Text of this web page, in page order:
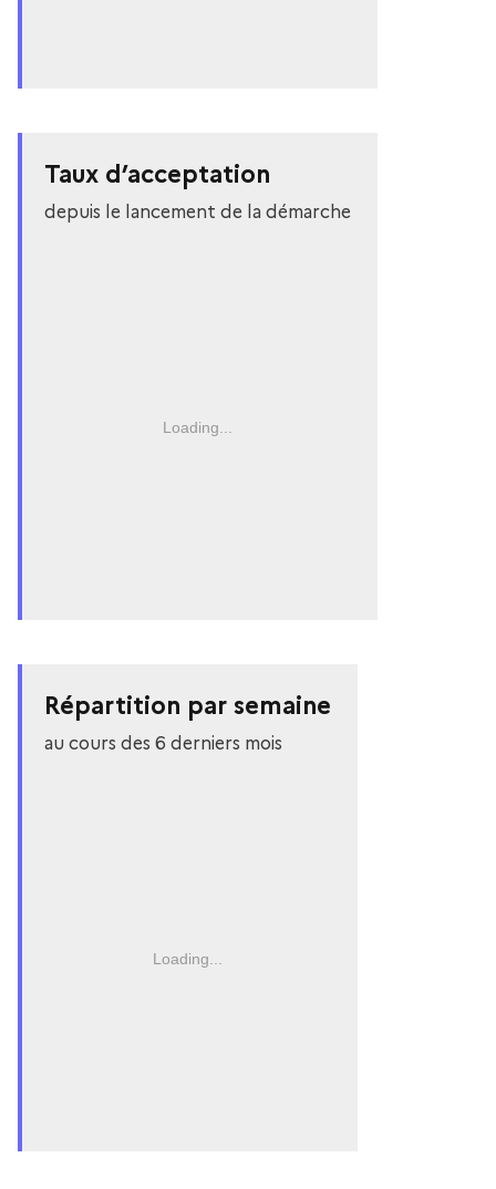
Taux d’acceptation
depuis le lancement de la démarche
Loading...
Répartition par semaine
au cours des 6 derniers mois
Loading...